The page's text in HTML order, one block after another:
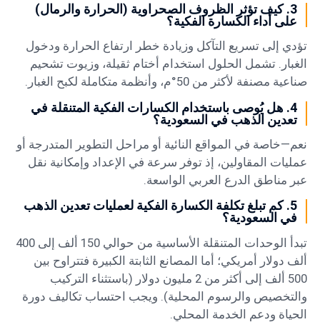
3. كيف تؤثر الظروف الصحراوية (الحرارة والرمال)
على أداء الكسارة الفكية؟
تؤدي إلى تسريع التآكل وزيادة خطر ارتفاع الحرارة ودخول
الغبار. تشمل الحلول استخدام أختام ثقيلة، وزيوت تشحيم
صناعية مصنفة لأكثر من 50°م، وأنظمة متكاملة لكبح الغبار.
4. هل يُوصى باستخدام الكسارات الفكية المتنقلة في
تعدين الذهب في السعودية؟
نعم—خاصة في المواقع النائية أو مراحل التطوير المتدرجة أو
عمليات المقاولين، إذ توفر سرعة في الإعداد وإمكانية نقل
عبر مناطق الدرع العربي الواسعة.
5. كم تبلغ تكلفة الكسارة الفكية لعمليات تعدين الذهب
في السعودية؟
تبدأ الوحدات المتنقلة الأساسية من حوالي 150 ألف إلى 400
ألف دولار أمريكي؛ أما المصانع الثابتة الكبيرة فتتراوح بين
500 ألف إلى أكثر من 2 مليون دولار (باستثناء التركيب
والتخصيص والرسوم المحلية). ويجب احتساب تكاليف دورة
الحياة ودعم الخدمة المحلي.